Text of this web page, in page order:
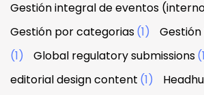
Gestión integral de eventos
Gestión por categorias(1)
(1)
Global regulatory submissions
editorial design content (1)